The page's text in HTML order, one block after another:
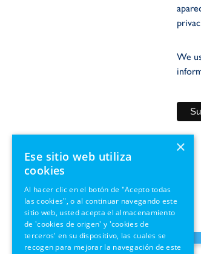
We
×
Ese sitio web utiliza
cookies
Al hacer clic en el botón de "Acepto todas
las cookies", o al continuar navegando este
sitio web, usted acepta el almacenamiento
de 'cookies de origen' y 'cookies de
terceros' en su dispositivo, las cuales se
recogen para mejorar la navegación de este